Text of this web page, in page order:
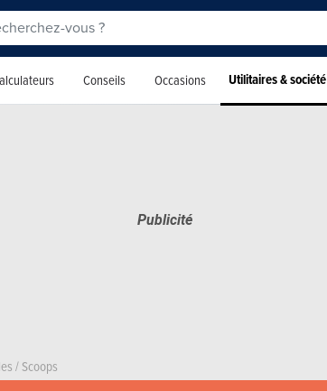
Conseils Occasions Utilitaires & société
/Scoops